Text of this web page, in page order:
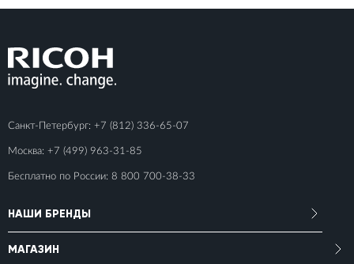
Санкт-Петербург: +7 (812) 336-65-07
Москва: +7 (499) 963-31-85
Бесплатно по России: 8 800 700-38-33
НАШИ БРЕНДЫ
МАГАЗИН